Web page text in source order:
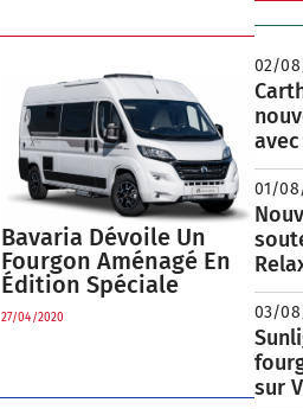
Bavaria Dévoile Un
Fourgon Aménagé En
Édition Spéciale
27/04/2020
02/
01/
03/
sur